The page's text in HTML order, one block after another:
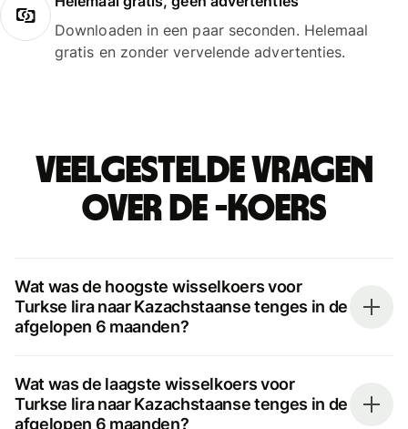
Downloaden in een paar seconden. Helemaal
gratis en zonder vervelende advertenties.
Veelgestelde vragen
over de -koers
Wat was de hoogste wisselkoers voor
Turkse lira naar Kazachstaanse tenges in de
afgelopen 6 maanden?
Wat was de laagste wisselkoers voor
Turkse lira naar Kazachstaanse tenges in de
afgelopen 6 maanden?